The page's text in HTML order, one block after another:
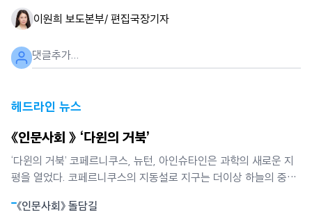
이원희 보도본부/ 편집국장기자
헤드라인 뉴스
《인문사회 》 ‘다윈의 거북’
‘다윈의 거북’ 코페르니쿠스, 뉴턴, 아인슈타인은 과학의 새로운 지
평을 열었다. 코페르니쿠스의 지동설로 지구는 더이상 하늘의 중심
의해 빚어지는 현상임을 밝혔다. 뉴턴역학은 하늘과 지상을 함께 아
《인문사회》 돌담길